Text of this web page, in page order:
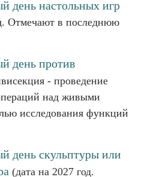
день настольных игр
Отмечают в последнюю
день против
- проведение
над живыми
исследования функций
день скульптуры или
(дата на 2027 год.